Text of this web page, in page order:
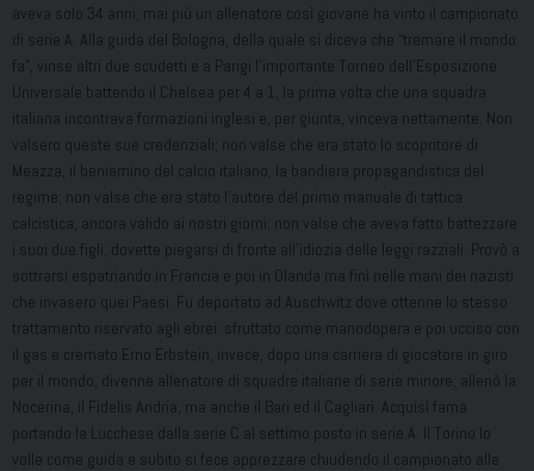
aveva solo 34 anni; mai più un allenatore così giovane ha vinto il campionato
di serie A. Alla guida del Bologna, della quale si diceva che “tremare il mondo
fa”, vinse altri due scudetti e a Parigi l’importante Torneo dell’Esposizione
Universale battendo il Chelsea per 4 a 1, la prima volta che una squadra
italiana incontrava formazioni inglesi e, per giunta, vinceva nettamente. Non
valsero queste sue credenziali; non valse che era stato lo scopritore di
Meazza, il beniamino del calcio italiano, la bandiera propagandistica del
regime; non valse che era stato l’autore del primo manuale di tattica
calcistica, ancora valido ai nostri giorni; non valse che aveva fatto battezzare
i suoi due figli; dovette piegarsi di fronte all’idiozia delle leggi razziali. Provò a
sottrarsi espatriando in Francia e poi in Olanda ma finì nelle mani dei nazisti
che invasero quei Paesi. Fu deportato ad Auschwitz dove ottenne lo stesso
trattamento riservato agli ebrei: sfruttato come manodopera e poi ucciso con
il gas e cremato.Erno Erbstein, invece, dopo una carriera di giocatore in giro
per il mondo, divenne allenatore di squadre italiane di serie minore; allenò la
Nocerina, il Fidelis Andria, ma anche il Bari ed il Cagliari. Acquisì fama
portando la Lucchese dalla serie C al settimo posto in serie A. Il Torino lo
volle come guida e subito si fece apprezzare chiudendo il campionato alle